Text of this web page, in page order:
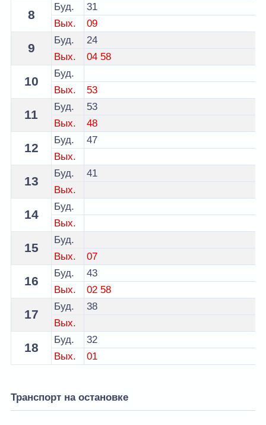
8
Буд.
31
Вых.
09
9
Буд.
24
Вых.
04 58
10
Буд.
Вых.
53
11
Буд.
53
Вых.
48
12
Буд.
47
Вых.
13
Буд.
41
Вых.
14
Буд.
Вых.
15
Буд.
Вых.
07
16
Буд.
43
Вых.
02 58
17
Буд.
38
Вых.
18
Буд.
32
Вых.
01
Транспорт на остановке